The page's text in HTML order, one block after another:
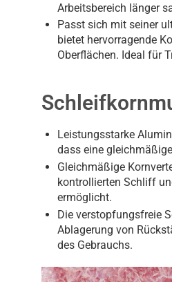
Arbeitsbereich länger
Passt sich mit seiner
bietet hervorragende
Oberflächen. Ideal für
Leistungsstarke
dass eine
Gleichmäßige
kontrollierten Schliff
ermöglicht.
Die verstopfungsfreie
Ablagerung von
des Gebrauchs.